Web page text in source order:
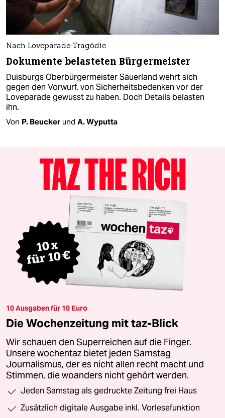
Nach Loveparade-Tragödie
Dokumente belasteten Bürgermeister
Duisburgs Oberbürgermeister Sauerland wehrt sich
gegen den Vorwurf, von Sicherheitsbedenken vor der
Loveparade gewusst zu haben. Doch Details belasten
ihn.
Von P. Beucker und A. Wyputta
10 Ausgaben für 10 Euro
Die Wochenzeitung mit taz-Blick
Wir schauen den Superreichen auf die Finger.
Unsere wochentaz bietet jeden Samstag
Journalismus, der es nicht allen recht macht und
Stimmen, die woanders nicht gehört werden.
Jeden Samstag als gedruckte Zeitung frei Haus
Zusätzlich digitale Ausgabe inkl. Vorlesefunktion